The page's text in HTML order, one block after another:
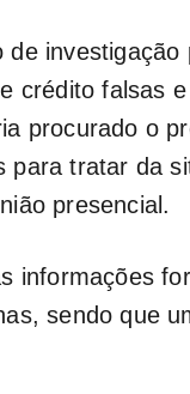
crédito falsas
procurado o
para tratar da
presencial.
informações
sendo que